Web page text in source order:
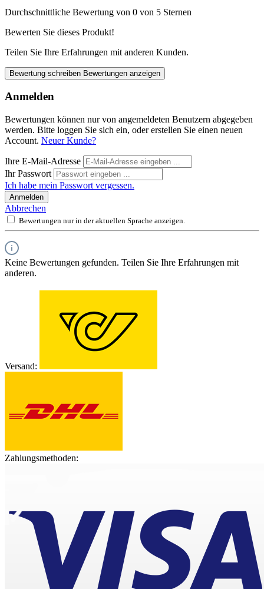
Durchschnittliche Bewertung von 0 von 5 Sternen
Bewerten Sie dieses Produkt!
Teilen Sie Ihre Erfahrungen mit anderen Kunden.
Bewertung schreiben Bewertungen anzeigen
Anmelden
Bewertungen können nur von angemeldeten Benutzern abgegeben
werden. Bitte loggen Sie sich ein, oder erstellen Sie einen neuen
Account. Neuer Kunde?
Ihre E-Mail-Adresse
Ihr Passwort
Ich habe mein Passwort vergessen.
Anmelden
Abbrechen
Bewertungen nur in der aktuellen Sprache anzeigen.
Keine Bewertungen gefunden. Teilen Sie Ihre Erfahrungen mit
anderen.
Versand:
Zahlungsmethoden: